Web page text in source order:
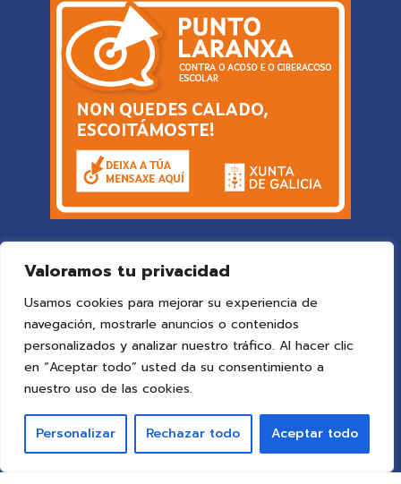
Valoramos tu privacidad
Usamos cookies para mejorar su experiencia de
navegación, mostrarle anuncios o contenidos
personalizados y analizar nuestro tráfico. Al hacer clic
en “Aceptar todo” usted da su consentimiento a
nuestro uso de las cookies.
Personalizar Rechazar todo Aceptar todo
© 2025 Colegio Vigoby ideaspropias publicidad&web
Todos los derechos reservados.
Aviso Legal